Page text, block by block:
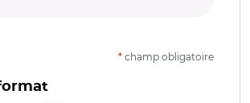
* champ obligatoire